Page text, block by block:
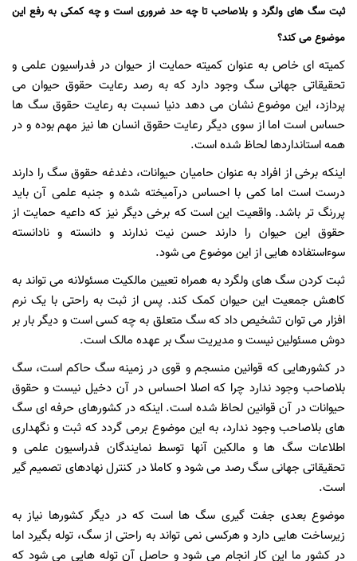
ثبت سگ های ولگرد و بلاصاحب تا چه حد ضروری است و چه کمکی به رفع این
موضوع می کند؟
کمیته ای خاص به عنوان کمیته حمایت از حیوان در فدراسیون علمی و
تحقیقاتی جهانی سگ وجود دارد که به رصد رعایت حقوق حیوان می
پردازد، این موضوع نشان می دهد دنیا نسبت به رعایت حقوق سگ ها
حساس است اما از سوی دیگر رعایت حقوق انسان ها نیز مهم بوده و در
همه استانداردها لحاظ شده است.
اینکه برخی از افراد به عنوان حامیان حیوانات، دغدغه حقوق سگ را دارند
درست است اما کمی با احساس درآمیخته شده و جنبه علمی آن باید
پررنگ تر باشد. واقعیت این است که برخی دیگر نیز که داعیه حمایت از
حقوق این حیوان را دارند حسن نیت ندارند و دانسته و نادانسته
سوءاستفاده هایی از این موضوع می شود.
ثبت کردن سگ های ولگرد به همراه تعیین مالکیت مسئولانه می تواند به
کاهش جمعیت این حیوان کمک کند. پس از ثبت به راحتی با یک نرم
افزار می توان تشخیص داد که سگ متعلق به چه کسی است و دیگر بار بر
دوش مسئولین نیست و مدیریت سگ بر عهده مالک است.
در کشورهایی که قوانین منسجم و قوی در زمینه سگ حاکم است، سگ
بلاصاحب وجود ندارد چرا که اصلا احساس در آن دخیل نیست و حقوق
حیوانات در آن قوانین لحاظ شده است. اینکه در کشورهای حرفه ای سگ
های بلاصاحب وجود ندارد، به این موضوع برمی گردد که ثبت و نگهداری
اطلاعات سگ ها و مالکین آنها توسط نمایندگان فدراسیون علمی و
تحقیقاتی جهانی سگ رصد می شود و کاملا در کنترل نهادهای تصمیم گیر
است.
موضوع بعدی جفت گیری سگ ها است که در دیگر کشورها نیاز به
زیرساخت هایی دارد و هرکسی نمی تواند به راحتی از سگ، توله بگیرد اما
در کشور ما این کار انجام می شود و حاصل آن توله هایی می شود که